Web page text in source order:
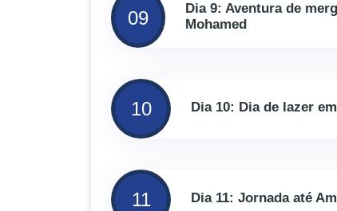
09
Dia 9: Aventura de
Mohamed
10 Dia 10: Dia de lazer
11 Dia 11: Jornada até